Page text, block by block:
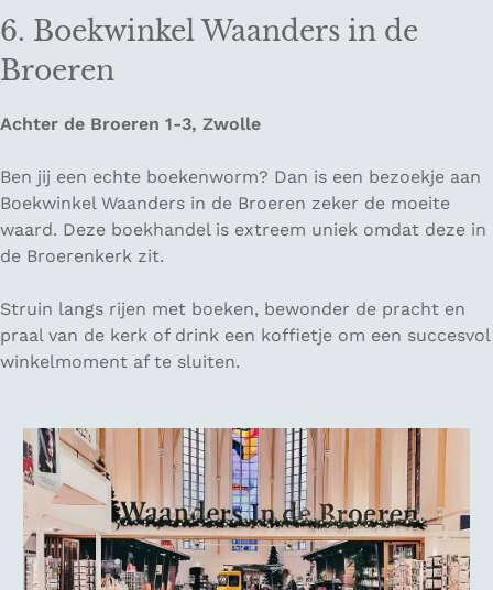
6. Boekwinkel Waanders in de
Broeren
Achter de Broeren 1-3, Zwolle
Ben jij een echte boekenworm? Dan is een bezoekje aan
Boekwinkel Waanders in de Broeren zeker de moeite
waard. Deze boekhandel is extreem uniek omdat deze in
de Broerenkerk zit.
Struin langs rijen met boeken, bewonder de pracht en
praal van de kerk of drink een koffietje om een succesvol
winkelmoment af te sluiten.